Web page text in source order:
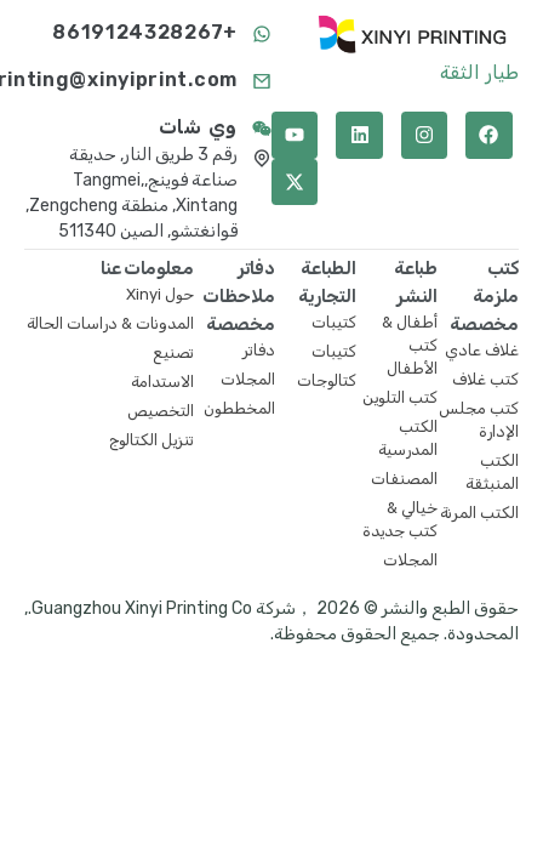
طيار الثقة printing@xinyiprint.com
وي شات
رقم 3 طريق النار, حديقة
صناعة فوينج,Tangmei,
Xintang, منطقة Zengcheng,
قوانغتشو, الصين 511340
كتب
ملزمة
مخصصة
غلاف عادي
كتب غلاف
كتب مجلس
الإدارة
الكتب
المنبثقة
الكتب المرنة
طباعة
النشر
أطفال &
كتب
الأطفال
كتب التلوين
الكتب
المدرسية
المصنفات
خيالي &
كتب جديدة
المجلات
الطباعة
التجارية
كتيبات
كتيبات
كتالوجات
دفاتر
ملاحظات
مخصصة
دفاتر
المجلات
المخططون
معلومات عنا
حول Xinyi
المدونات & دراسات الحالة
تصنيع
الاستدامة
التخصيص
تنزيل الكتالوج
حقوق الطبع والنشر © 2026 ，شركة Guangzhou Xinyi Printing Co.,
المحدودة. جميع الحقوق محفوظة.